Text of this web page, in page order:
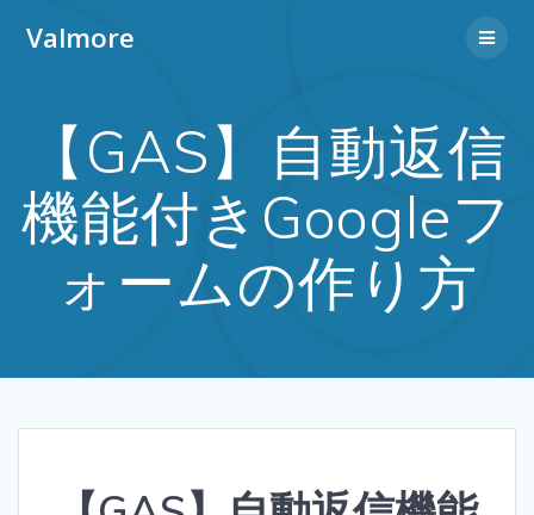
Valmore
【GAS】自動返信
機能付きGoogleフ
ォームの作り方